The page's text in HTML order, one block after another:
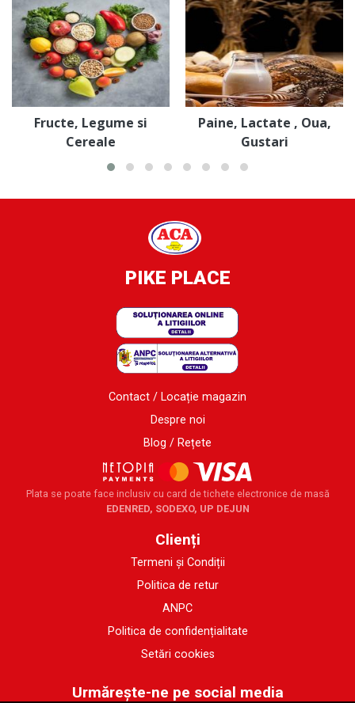
Fructe, Legume si
Cereale
Paine, Lactate , Oua,
Gustari
PIKE PLACE
Contact / Locație magazin
Despre noi
Blog / Rețete
Plata se poate face inclusiv cu card de tichete electronice de masă
EDENRED, SODEXO, UP DEJUN
Clienți
Termeni și Condiții
Politica de retur
ANPC
Politica de confidențialitate
Setări cookies
Urmărește-ne pe social media